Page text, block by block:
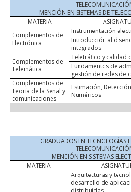
MENCIÓN EN SISTEMAS DE
MATERIA
Complementos de
Electrónica
Instrumentación
Introducción al
integrados
Complementos de
Telemática
Teletráfico y calidad
Fundamentos de
gestión de redes de
Complementos de
Teoría de la Señal y
comunicaciones
Estimación,
Numéricos
GRADUADOS EN TECNOLOGÍAS
MENCIÓN EN SISTEMAS
MATERIA
Arquitecturas y
desarrollo de
distribuidas